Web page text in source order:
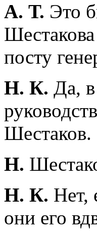
А. Т. Это
посту
Н. К. Да,
Шестаков.
Н.
Н. К. Нет,
они его